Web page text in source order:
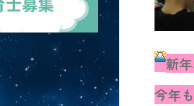
新
今年